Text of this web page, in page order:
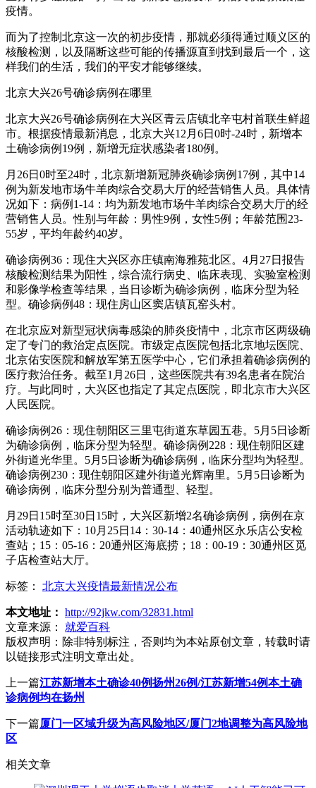
疫情。
而为了控制北京这一次的初步疫情，那就必须得通过顺义区的
核酸检测，以及隔断这些可能的传播源直到找到最后一个，这
样我们的生活，我们的平安才能够继续。
北京大兴26号确诊病例在哪里
北京大兴26号确诊病例在大兴区青云店镇北辛屯村首联生鲜超
市。根据疫情最新消息，北京大兴12月6日0时-24时，新增本
土确诊病例19例，新增无症状感染者180例。
月26日0时至24时，北京新增新冠肺炎确诊病例17例，其中14
例为新发地市场牛羊肉综合交易大厅的经营销售人员。具体情
况如下：病例1-14：均为新发地市场牛羊肉综合交易大厅的经
营销售人员。性别与年龄：男性9例，女性5例；年龄范围23-
55岁，平均年龄约40岁。
确诊病例36：现住大兴区亦庄镇南海雅苑北区。4月27日报告
核酸检测结果为阳性，综合流行病史、临床表现、实验室检测
和影像学检查等结果，当日诊断为确诊病例，临床分型为轻
型。确诊病例48：现住房山区窦店镇瓦窑头村。
在北京应对新型冠状病毒感染的肺炎疫情中，北京市区两级确
定了专门的救治定点医院。市级定点医院包括北京地坛医院、
北京佑安医院和解放军第五医学中心，它们承担着确诊病例的
医疗救治任务。截至1月26日，这些医院共有39名患者在院治
疗。与此同时，大兴区也指定了其定点医院，即北京市大兴区
人民医院。
确诊病例26：现住朝阳区三里屯街道东草园五巷。5月5日诊断
为确诊病例，临床分型为轻型。确诊病例228：现住朝阳区建
外街道光华里。5月5日诊断为确诊病例，临床分型均为轻型。
确诊病例230：现住朝阳区建外街道光辉南里。5月5日诊断为
确诊病例，临床分型分别为普通型、轻型。
月29日15时至30日15时，大兴区新增2名确诊病例，病例在京
活动轨迹如下：10月25日14：30-14：40通州区永乐店公安检
查站；15：05-16：20通州区海底捞；18：00-19：30通州区觅
子店检查站大厅。
标签： 北京大兴疫情最新情况公布
本文地址： http://92jkw.com/32831.html
文章来源：
就爱百科
版权声明： 除非特别标注，否则均为本站原创文章，转载时请
以链接形式注明文章出处。
上一篇江苏新增本土确诊40例扬州26例/江苏新增54例本土确
诊病例均在扬州
下一篇厦门一区域升级为高风险地区/厦门2地调整为高风险地
区
相关文章